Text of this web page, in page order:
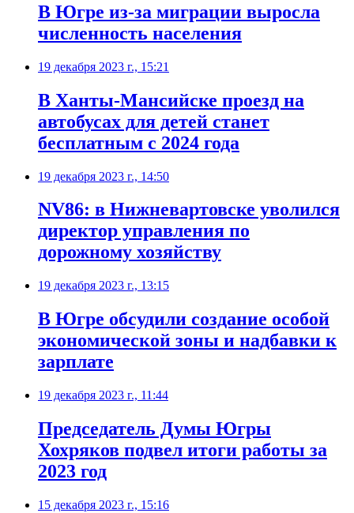
В Югре из-за миграции выросла
численность населения
19 декабря 2023 г., 15:21
В Ханты-Мансийске проезд на
автобусах для детей станет
бесплатным с 2024 года
19 декабря 2023 г., 14:50
NV86: в Нижневартовске уволился
директор управления по
дорожному хозяйству
19 декабря 2023 г., 13:15
В Югре обсудили создание особой
экономической зоны и надбавки к
зарплате
19 декабря 2023 г., 11:44
Председатель Думы Югры
Хохряков подвел итоги работы за
2023 год
15 декабря 2023 г., 15:16